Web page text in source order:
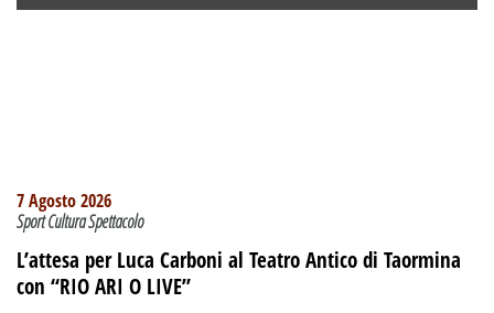
7 Agosto 2026
Sport Cultura Spettacolo
L’attesa per Luca Carboni al Teatro Antico di Taormina
con “RIO ARI O LIVE”